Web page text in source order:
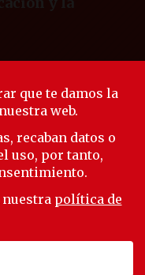
Legal|Política de
Cookies